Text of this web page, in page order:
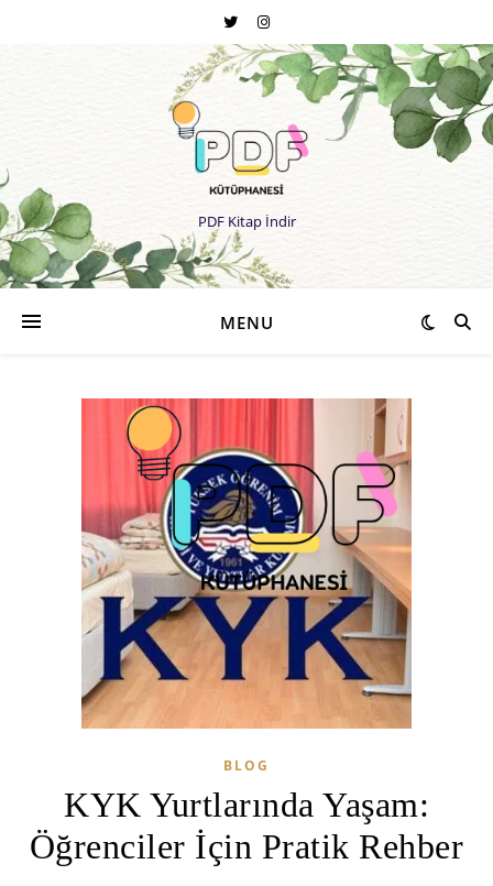
PDF Kitap İndir
MENU
BLOG
KYK Yurtlarında Yaşam:
Öğrenciler İçin Pratik Rehber